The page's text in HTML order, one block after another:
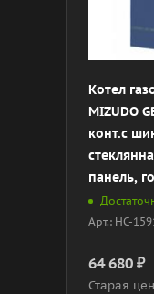
Котел
MIZUDO
конт.с
панель,
Арт.: НС-
64 680 ₽
Старая